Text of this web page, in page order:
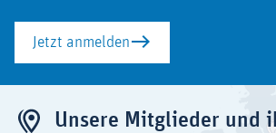
Jetzt anmelden
Unsere Mitglieder und